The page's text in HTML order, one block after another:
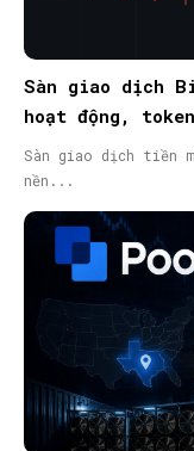
Sàn giao dịch
hoạt động,
Sàn giao dịch tiền
nền...